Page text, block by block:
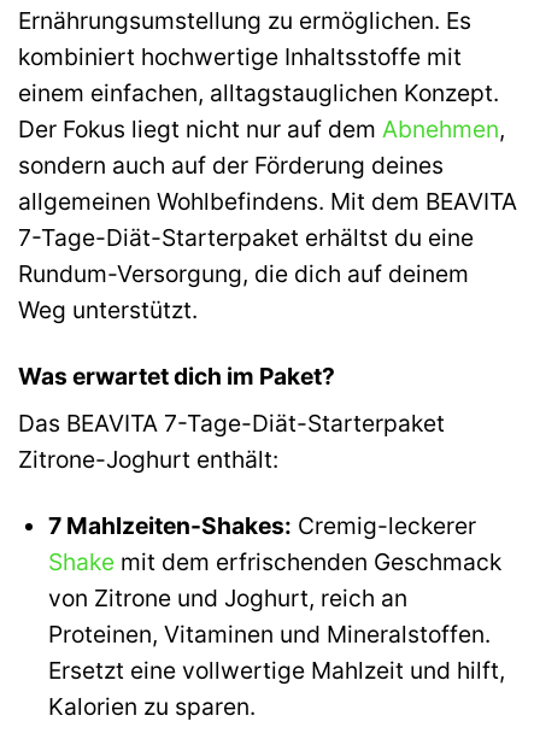
Ernährungsumstellung zu ermöglichen. Es
kombiniert hochwertige Inhaltsstoffe mit
einem einfachen, alltagstauglichen Konzept.
Der Fokus liegt nicht nur auf dem Abnehmen,
sondern auch auf der Förderung deines
allgemeinen Wohlbefindens. Mit dem BEAVITA
7-Tage-Diät-Starterpaket erhältst du eine
Rundum-Versorgung, die dich auf deinem
Weg unterstützt.
Was erwartet dich im Paket?
Das BEAVITA 7-Tage-Diät-Starterpaket
Zitrone-Joghurt enthält:
7 Mahlzeiten-Shakes: Cremig-leckerer
Shakemit dem erfrischenden Geschmack
von Zitrone und Joghurt, reich an
Proteinen, Vitaminen und Mineralstoffen.
Ersetzt eine vollwertige Mahlzeit und hilft,
Kalorien zu sparen.